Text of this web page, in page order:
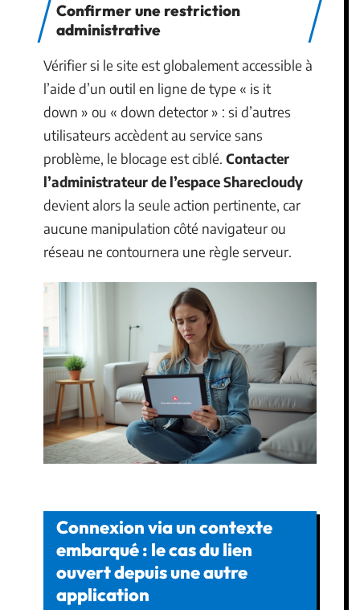
Confirmer une restriction
administrative
Vérifier si le site est globalement accessible à
l’aide d’un outil en ligne de type « is it
down » ou « down detector » : si d’autres
utilisateurs accèdent au service sans
problème, le blocage est ciblé. Contacter
l’administrateur de l’espace Sharecloudy
devient alors la seule action pertinente, car
aucune manipulation côté navigateur ou
réseau ne contournera une règle serveur.
Connexion via un contexte
embarqué : le cas du lien
ouvert depuis une autre
application